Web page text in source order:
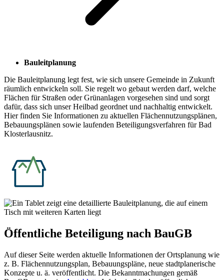
Bauleitplanung
Die Bauleitplanung legt fest, wie sich unsere Gemeinde in Zukunft
räumlich entwickeln soll. Sie regelt wo gebaut werden darf, welche
Flächen für Straßen oder Grünanlagen vorgesehen sind und sorgt
dafür, dass sich unser Heilbad geordnet und nachhaltig entwickelt.
Hier finden Sie Informationen zu aktuellen Flächennutzungsplänen,
Bebauungsplänen sowie laufenden Beteiligungsverfahren für Bad
Klosterlausnitz.
Öffentliche Beteiligung nach BauGB
Auf dieser Seite werden aktuelle Informationen der Ortsplanung wie
z. B. Flächennutzungsplan, Bebauungspläne, neue stadtplanerische
Konzepte u. ä. veröffentlicht. Die Bekanntmachungen gemäß